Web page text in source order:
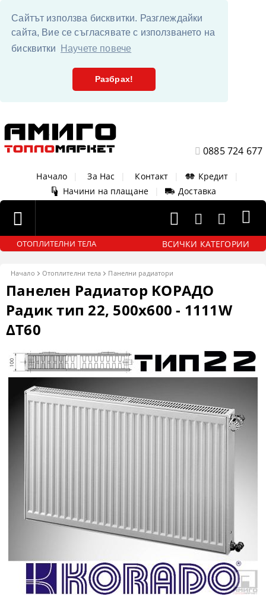
Сайтът използва бисквитки. Разглеждайки
сайта, Вие се съгласявате с използването на
бисквитки
Научете повече
Разбрах!
0885 724 677
Начало За Нас Контакт Кредит
Начини на плащане
Доставка
ОТОПЛИТЕЛНИ ТЕЛА ВСИЧКИ КАТЕГОРИИ
Начало Отоплителни тела Панелни радиатори
Панелен Радиатор KОРАДО
Радик тип 22, 500x600 - 1111W
ΔT60